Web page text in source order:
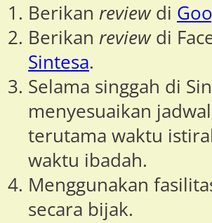
Berikan reviewdi
Berikan reviewdi
Sintesa.
Selama singgah di
menyesuaikan
terutama waktu
waktu ibadah.
Menggunakan
secara bijak.